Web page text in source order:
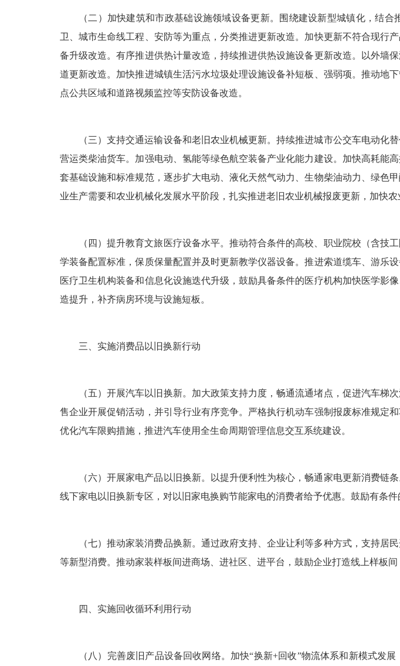
（二）加快建筑和市政基础设施领域设备更新。围绕建设新型城镇化，结
卫、城市生命线工程、安防等为重点，分类推进更新改造。加快更新不符合现行
备升级改造。有序推进供热计量改造，持续推进供热设施设备更新改造。以外墙
道更新改造。加快推进城镇生活污水垃圾处理设施设备补短板、强弱项。推动地
点公共区域和道路视频监控等安防设备改造。
（三）支持交通运输设备和老旧农业机械更新。持续推进城市公交车电动
营运类柴油货车。加强电动、氢能等绿色航空装备产业化能力建设。加快高耗能
套基础设施和标准规范，逐步扩大电动、液化天然气动力、生物柴油动力、绿色
业生产需要和农业机械化发展水平阶段，扎实推进老旧农业机械报废更新，加快农
（四）提升教育文旅医疗设备水平。推动符合条件的高校、职业院校（含
学装备配置标准，保质保量配置并及时更新教学仪器设备。推进索道缆车、游乐
医疗卫生机构装备和信息化设施迭代升级，鼓励具备条件的医疗机构加快医学影
造提升，补齐病房环境与设施短板。
三、实施消费品以旧换新行动
（五）开展汽车以旧换新。加大政策支持力度，畅通流通堵点，促进汽车
售企业开展促销活动，并引导行业有序竞争。严格执行机动车强制报废标准规定
优化汽车限购措施，推进汽车使用全生命周期管理信息交互系统建设。
（六）开展家电产品以旧换新。以提升便利性为核心，畅通家电更新消费
线下家电以旧换新专区，对以旧家电换购节能家电的消费者给予优惠。鼓励有条
（七）推动家装消费品换新。通过政府支持、企业让利等多种方式，支持
等新型消费。推动家装样板间进商场、进社区、进平台，鼓励企业打造线上样板
四、实施回收循环利用行动
（八）完善废旧产品设备回收网络。加快“换新+回收”物流体系和新模式发